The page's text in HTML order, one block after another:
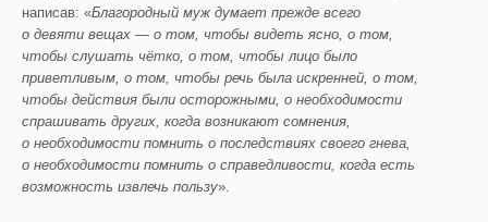
написав: «Благородный муж думает прежде всего
о девяти вещах — о том, чтобы видеть ясно, о том,
чтобы слушать чётко, о том, чтобы лицо было
приветливым, о том, чтобы речь была искренней, о том,
чтобы действия были осторожными, о необходимости
спрашивать других, когда возникают сомнения,
о необходимости помнить о последствиях своего гнева,
о необходимости помнить о справедливости, когда есть
возможность извлечь пользу».